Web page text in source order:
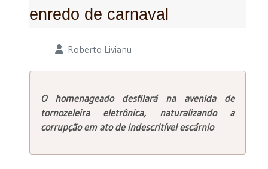
enredo de carnaval
Detalhes Roberto Livianu
O homenageado desfilará na avenida de
tornozeleira eletrônica, naturalizando a
corrupção em ato de indescritível escárnio